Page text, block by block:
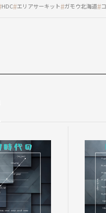
HDC エリアサーキット ガモウ北海道